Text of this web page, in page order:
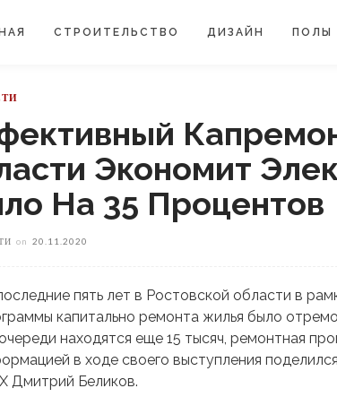
СТРОИТЕЛЬСТВО ДИЗАЙН ПОЛЫ
Экономит
На 35 Процентов
on 20.11.2020
пять лет в Ростовской области в
капитально ремонта жилья было
находятся еще 15 тысяч, ремонтная
в ходе своего выступления
Дмитрий Беликов.